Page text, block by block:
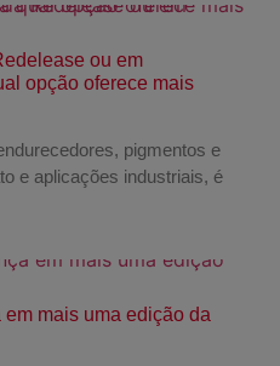
ou em
opção oferece mais
pigmentos e
e aplicações industriais, é
mais uma edição da